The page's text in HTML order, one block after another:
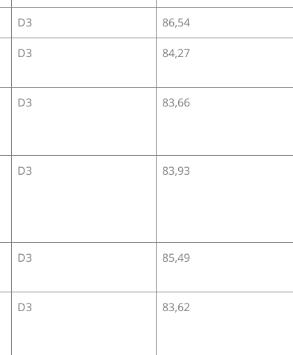
D3
86,54
D3 84,27
D3 83,66
D3 83,93
D3 85,49
D3 83,62